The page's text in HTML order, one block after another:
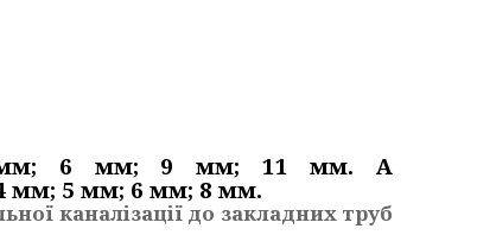
мм; 6 мм; 9 мм; 11 мм. А
мм; 5 мм; 6 мм; 8 мм.
каналізації до закладних труб